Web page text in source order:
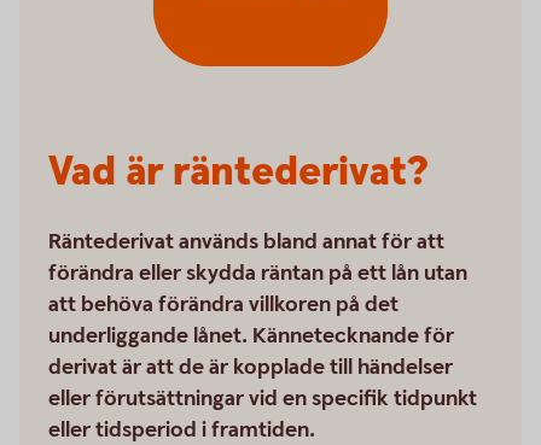
Vad är räntederivat?
Räntederivat används bland annat för att
förändra eller skydda räntan på ett lån utan
att behöva förändra villkoren på det
underliggande lånet. Kännetecknande för
derivat är att de är kopplade till händelser
eller förutsättningar vid en specifik tidpunkt
eller tidsperiod i framtiden.